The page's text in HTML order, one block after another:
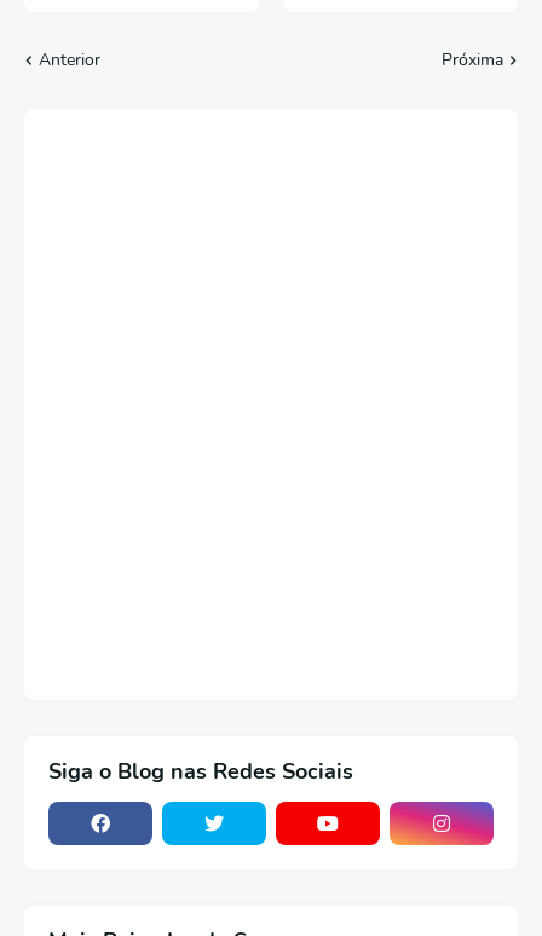
Anterior Próxima
Siga o Blog nas Redes Sociais